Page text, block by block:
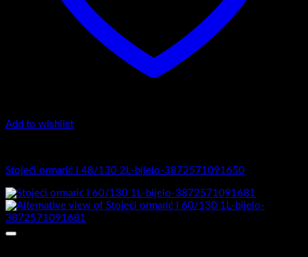
Add to wishlist
Stojeći ormarić I 48/130 2L-bijelo-3872571091650